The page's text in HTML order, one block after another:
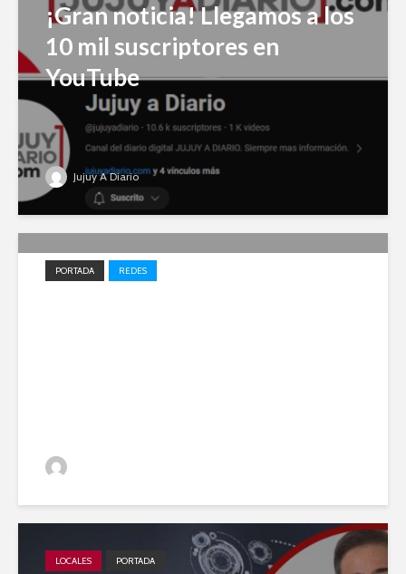
¡Gran noticia! Llegamos a los
10 mil suscriptores en
YouTube
Jujuy A Diario
PORTADA REDES
LOCALES PORTADA